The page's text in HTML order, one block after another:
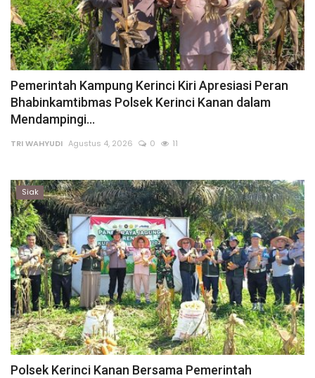
Pemerintah Kampung Kerinci Kiri Apresiasi Peran
Bhabinkamtibmas Polsek Kerinci Kanan dalam
Mendampingi...
TRI WAHYUDI Agustus 4, 2026 0 11
Siak
Polsek Kerinci Kanan Bersama Pemerintah